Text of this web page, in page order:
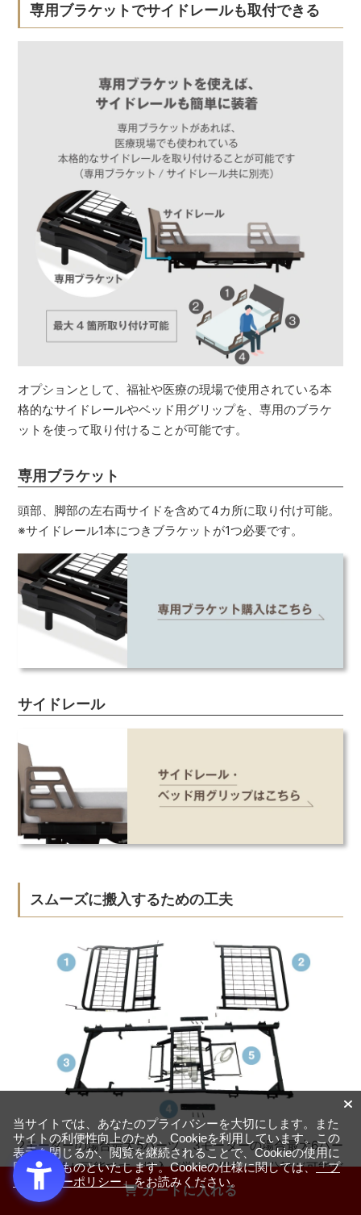
カートに入れる
専用ブラケットでサイドレールも取付できる
オプションとして、福祉や医療の現場で使用されている本
格的なサイドレールやベッド用グリップを、専用のブラケ
ットを使って取り付けることが可能です。
専用ブラケット
頭部、脚部の左右両サイドを含めて4カ所に取り付け可能。
※サイドレール1本につきブラケットが1つ必要です。
サイドレール
スムーズに搬入するための工夫
2モーターの場合最大5パーツ、3モーターの場合最大6パー
ツに分離が可能です。搬入が厳しい場合には分離が可能だ
からスムーズに行くような工夫をしています。搬入経路の
問題で電動ベッドの購入を諦めていた方も、搬入できる可
当サイトでは、あなたのプライバシーを大切にします。また
サイトの利便性向上のため、Cookieを利用しています。この
表示を閉じるか、閲覧を継続されることで、Cookieの使用に
同意するものといたします。Cookieの仕様に関しては、「プ
ライバシーポリシー」をお読みください。